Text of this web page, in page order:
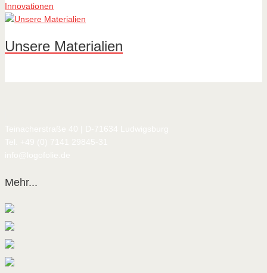
Innovationen
Unsere Materialien
Mehr...